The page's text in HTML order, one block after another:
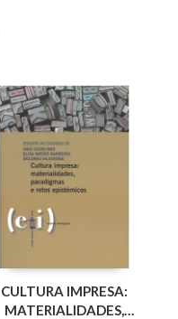
CULTURA IMPRESA:
MATERIALIDADES,